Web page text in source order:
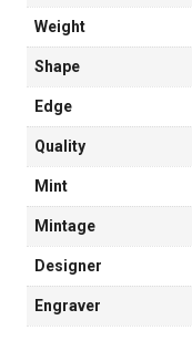
Weight
Shape
Edge
Quality
Mint
Mintage
Designer
Engraver